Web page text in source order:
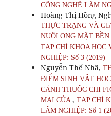
CÔNG NGHỆ LÂM
Hoàng Thị Hồng
THỰC TRẠNG VÀ
NUÔI ONG MẬT
TẠP CHÍ KHOA HỌC
NGHIỆP: Số 3 (2019)
Nguyễn Thế Nhã,
ĐIỂM SINH VẬT
CẢNH THUỘC CHI
MAI CỦA , TẠP CHÍ
LÂM NGHIỆP: Số 1